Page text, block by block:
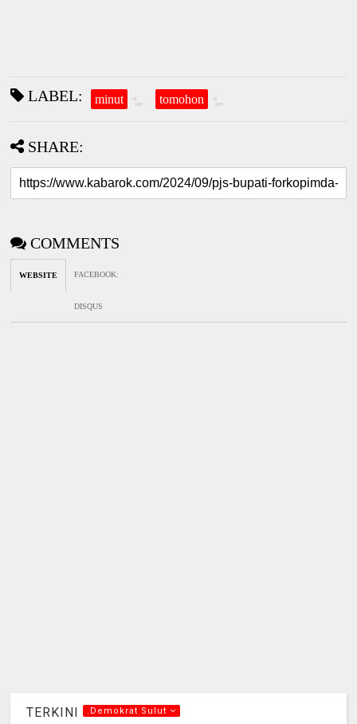
LABEL: minut tomohon
SHARE:
COMMENTS
WEBSITE FACEBOOK:
DISQUS
TERKINI .Demokrat Sulut